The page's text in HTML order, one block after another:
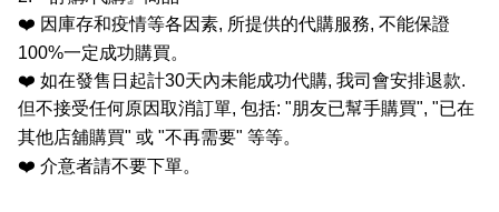
❤️ 因庫存和疫情等各因素, 所提供的代購服務, 不能保證
100%一定成功購買。
❤️ 如在發售日起計30天內未能成功代購, 我司會安排退款.
但不接受任何原因取消訂單, 包括: "朋友已幫手購買", "已在
其他店舖購買" 或 "不再需要" 等等。
❤️ 介意者請不要下單。